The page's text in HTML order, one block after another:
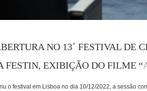
NO 13˚ FESTIVAL
FESTIN, EXIBIÇÃO DO FILME “
o festival em Lisboa no dia 10/12/2022, a sessão